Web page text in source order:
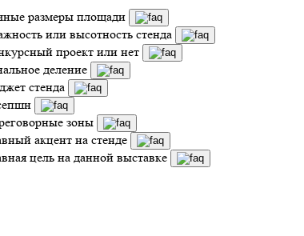
размеры площади
или высотность стенда
проект или нет
деление
стенда
зоны
акцент на стенде
цель на данной выставке